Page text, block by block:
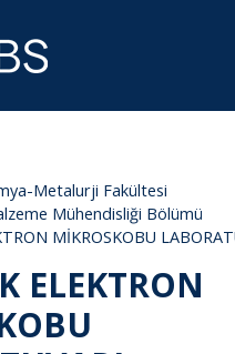
Metalurji Fakültesi
Mühendisliği Bölümü
MİKROSKOBU
ELEKTRON